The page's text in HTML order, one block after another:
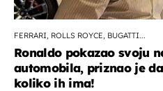
FERRARI, ROLLS ROYCE, BUGATTI...
Ronaldo pokazao svoju
automobila, priznao je
koliko ih ima!